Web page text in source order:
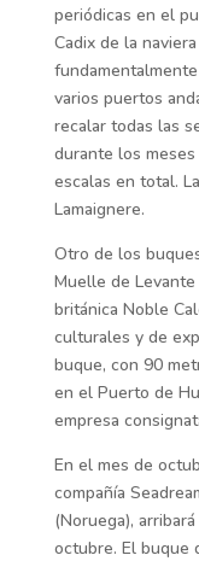
periódicas en el
Cadix de la
varios puertos
recalar todas las
durante los
escalas en total.
Lamaignere.
Otro de los
Muelle de
británica Noble
culturales y de
buque, con 90
en el Puerto de
empresa
En el mes de
compañía
(Noruega),
octubre. El buque